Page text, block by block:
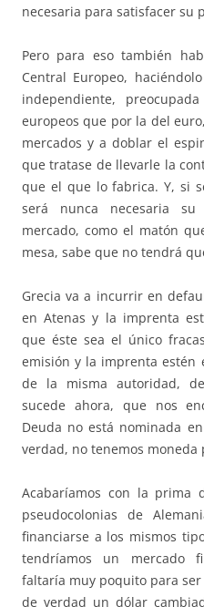
necesaria para satisfacer su
Pero para eso también
Central Europeo,
independiente,
europeos que por la del
mercados y a doblar el
que tratase de llevarle la
que el que lo fabrica. Y, si
será nunca necesaria
mercado, como el matón
mesa, sabe que no tendrá
Grecia va a incurrir en
en Atenas y la imprenta
que éste sea el único
emisión y la imprenta estén
de la misma autoridad,
sucede ahora, que nos
Deuda no está nominada
verdad, no tenemos moneda
Acabaríamos con la prima
pseudocolonias de
financiarse a los mismos
tendríamos un mercado
faltaría muy poquito para
de verdad un dólar